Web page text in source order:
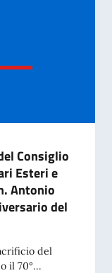
Consiglio
Esteri e
Antonio
del
del
il 70°...